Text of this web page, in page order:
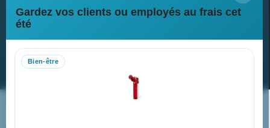
Gardez vos clients ou employés au frais cet
été
Bien-être
Newsletter
Recevez nos dernières nouvelles et nos offres spéciales
Nos expertises & accompagnement global